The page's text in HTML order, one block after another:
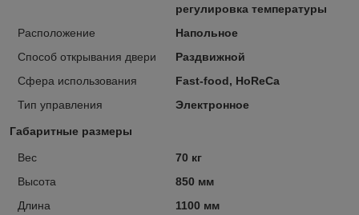
регулировка температуры
Расположение
Напольное
Способ открывания двери
Раздвижной
Сфера использования
Fast-food, HoReCa
Тип управления
Электронное
Габаритные размеры
Вес
70 кг
Высота
850 мм
Длина
1100 мм